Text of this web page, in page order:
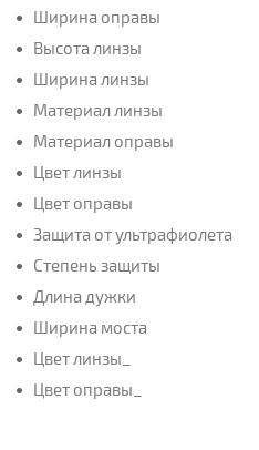
Ширина оправы
Высота линзы
Ширина линзы
Материал линзы
Материал оправы
Цвет линзы
Цвет оправы
Защита от ультрафиолета
Степень защиты
Длина дужки
Ширина моста
Цвет линзы_
Цвет оправы_